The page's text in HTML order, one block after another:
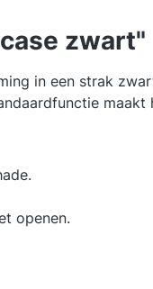
zwart"
in een strak
maakt
openen.